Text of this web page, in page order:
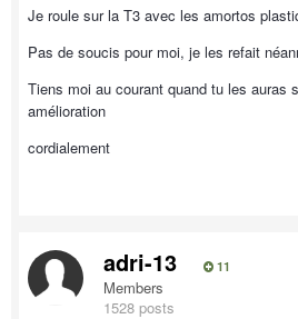
Je roule sur la T3 avec les amortos
Pas de soucis pour moi, je les refait
Tiens moi au courant quand tu les auras
amélioration
cordialement
adri-13 11
Members
1528 posts